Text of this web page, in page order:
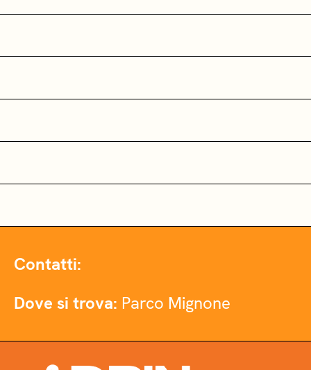
Contatti:
Dove si trova: Parco Mignone